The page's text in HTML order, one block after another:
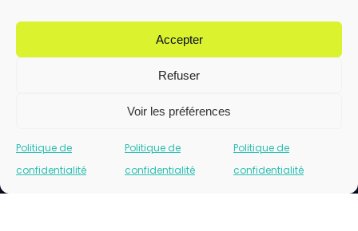
Accepter
Refuser
Voir les préférences
Politique de
confidentialité
Politique de
confidentialité
Politique de
confidentialité